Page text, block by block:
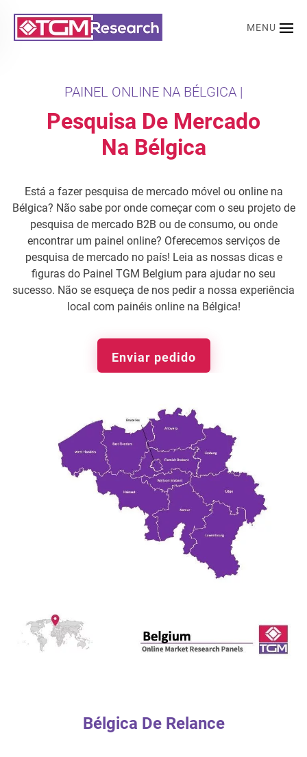
Saltar para o conteúdo principal
MENU
PAINEL ONLINE NA BÉLGICA |
Pesquisa De Mercado
Na Bélgica
Está a fazer pesquisa de mercado móvel ou online na
Bélgica? Não sabe por onde começar com o seu projeto de
pesquisa de mercado B2B ou de consumo, ou onde
encontrar um painel online? Oferecemos serviços de
pesquisa de mercado no país! Leia as nossas dicas e
figuras do Painel TGM Belgium para ajudar no seu
sucesso. Não se esqueça de nos pedir a nossa experiência
local com painéis online na Bélgica!
Enviar pedido
Bélgica De Relance